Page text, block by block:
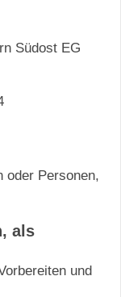
Südost EG
oder Personen,
als
und